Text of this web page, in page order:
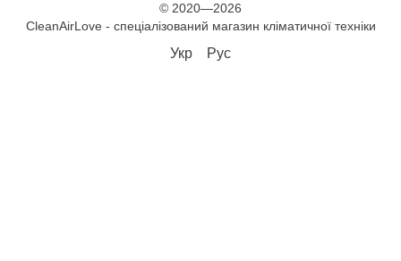
© 2020—2026
CleanAirLove - спеціалізований магазин кліматичної техніки
Укр Рус